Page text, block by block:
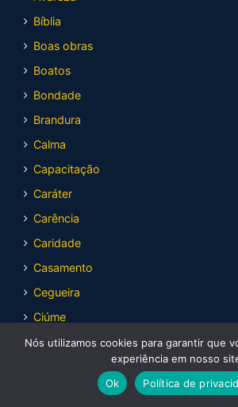
Bíblia
Boas obras
Boatos
Bondade
Brandura
Calma
Capacitação
Caráter
Carência
Caridade
Casamento
Cegueira
Ciúme
Comodismo
Companheirismo
Nós utilizamos cookies para garantir que
experiência em nosso
Ok
Política de